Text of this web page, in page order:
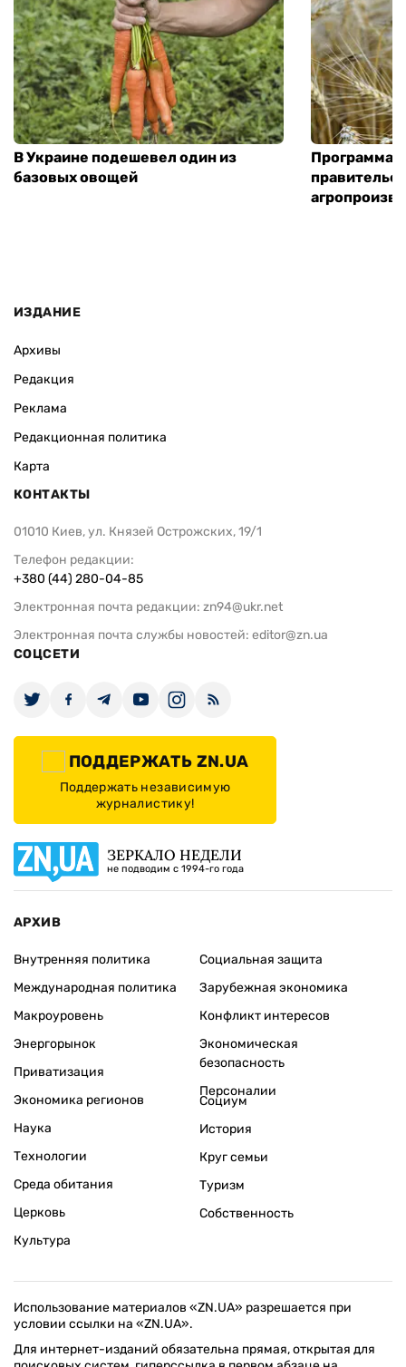
В Украине подешевел один из
базовых овощей
Программа
ИЗДАНИЕ
Архивы
Редакция
Реклама
Редакционная политика
Карта
КОНТАКТЫ
01010 Киев, ул. Князей Острожских, 19/1
Телефон редакции:
+380 (44) 280-04-85
Электронная почта редакции: zn94@ukr.net
Электронная почта службы новостей: editor@zn.ua
СОЦСЕТИ
ПОДДЕРЖАТЬ ZN.UA
Поддержать независимую
журналистику!
ЗЕРКАЛО НЕДЕЛИ
не подводим с 1994-го года
АРХИВ
Внутренняя политика
Международная политика
Макроуровень
Энергорынок
Приватизация
Экономика регионов
Социальная защита
Зарубежная экономика
Конфликт интересов
Экономическая
безопасность
Персоналии
Наука
Технологии
Среда обитания
Церковь
Культура
Социум
История
Круг семьи
Туризм
Собственность
Использование материалов «ZN.UA» разрешается при
условии ссылки на «ZN.UA».
Для интернет-изданий обязательна прямая, открытая для